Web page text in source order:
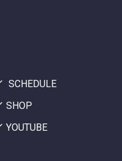
SCHEDULE
SHOP
YOUTUBE